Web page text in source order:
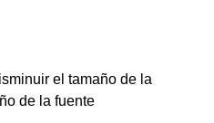
el tamaño de la
de la fuente